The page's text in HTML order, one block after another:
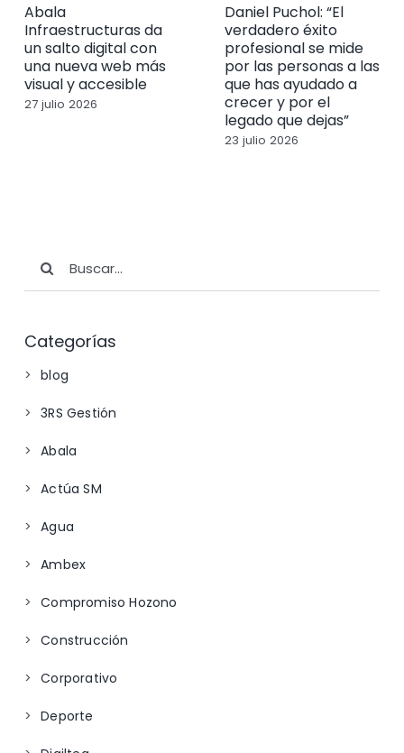
Abala
Infraestructuras da
un salto digital con
una nueva web más
visual y accesible
27 julio 2026
Daniel Puchol: “El
verdadero éxito
profesional se mide
por las personas a las
que has ayudado a
crecer y por el
legado que dejas”
23 julio 2026
Categorías
blog
3RS Gestión
Abala
Actúa SM
Agua
Ambex
Compromiso Hozono
Construcción
Corporativo
Deporte